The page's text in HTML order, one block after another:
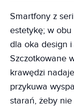
Smartfony z
estetykę; w
dla oka design i
Szczotkowane
krawędzi
przykuwa
starań, żeby